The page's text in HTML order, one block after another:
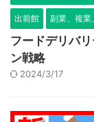
出前館 副業、複業
フードデリバ
ン戦略
2024/3/17